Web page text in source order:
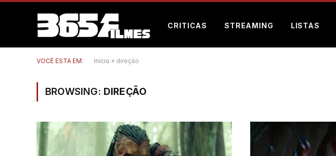
CRITICAS STREAMING LISTAS
VOCÊ ESTÁ EM: Início » direção
BROWSING: DIREÇÃO